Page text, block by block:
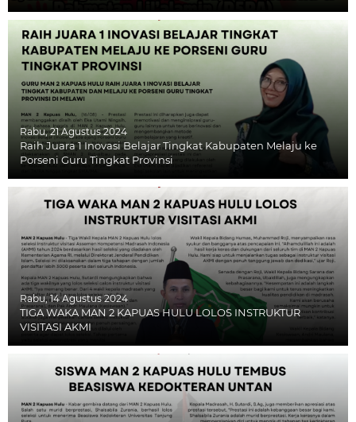
Rabu, 21 Agustus 2024
Raih Juara 1 Inovasi Belajar Tingkat Kabupaten Melaju ke
Porseni Guru Tingkat Provinsi
Rabu, 14 Agustus 2024
TIGA WAKA MAN 2 KAPUAS HULU LOLOS INSTRUKTUR
VISITASI AKMI